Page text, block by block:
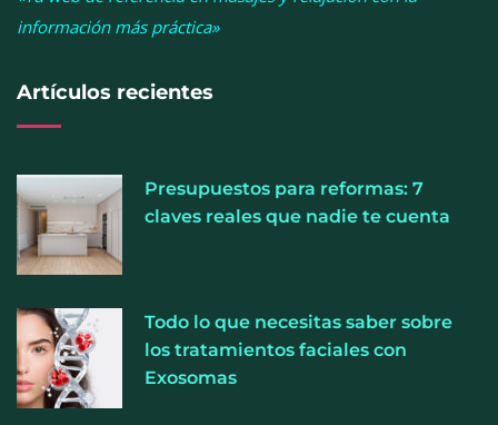
La luz roja, el nuevo aftersun, actúa en la
recuperación de la piel después del sol
cada vez más pacientes buscan verse mejor sin
cambiar sus rasgos, según la Clínica Mética
información más práctica»
Artículos recientes
Presupuestos para reformas: 7
claves reales que nadie te cuenta
Todo lo que necesitas saber sobre
los tratamientos faciales con
Exosomas